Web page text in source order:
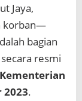
Jaya,
korban—
bagian
resmi
Kementerian
.